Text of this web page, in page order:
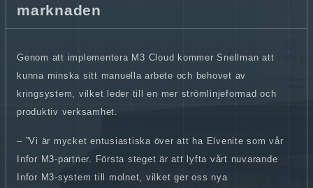
marknaden
Genom att implementera M3 Cloud kommer Snellman att
kunna minska sitt manuella arbete och behovet av
kringsystem, vilket leder till en mer strömlinjeformad och
produktiv verksamhet.
– ”Vi är mycket entusiastiska över att ha Elvenite som vår
Infor M3-partner. Första steget är att lyfta vårt nuvarande
Infor M3-system till molnet, vilket ger oss nya